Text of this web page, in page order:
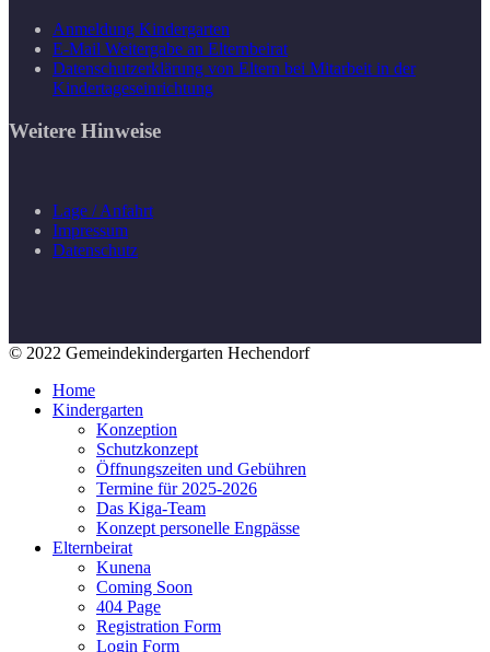
Anmeldung Kindergarten
E-Mail Weitergabe an Elternbeirat
Datenschutzerklärung von Eltern bei Mitarbeit in der
Kindertageseinrichtung
Weitere Hinweise
Lage / Anfahrt
Impressum
Datenschutz
© 2022 Gemeindekindergarten Hechendorf
Home
Kindergarten
Konzeption
Schutzkonzept
Öffnungszeiten und Gebühren
Termine für 2025-2026
Das Kiga-Team
Konzept personelle Engpässe
Elternbeirat
Kunena
Coming Soon
404 Page
Registration Form
Login Form